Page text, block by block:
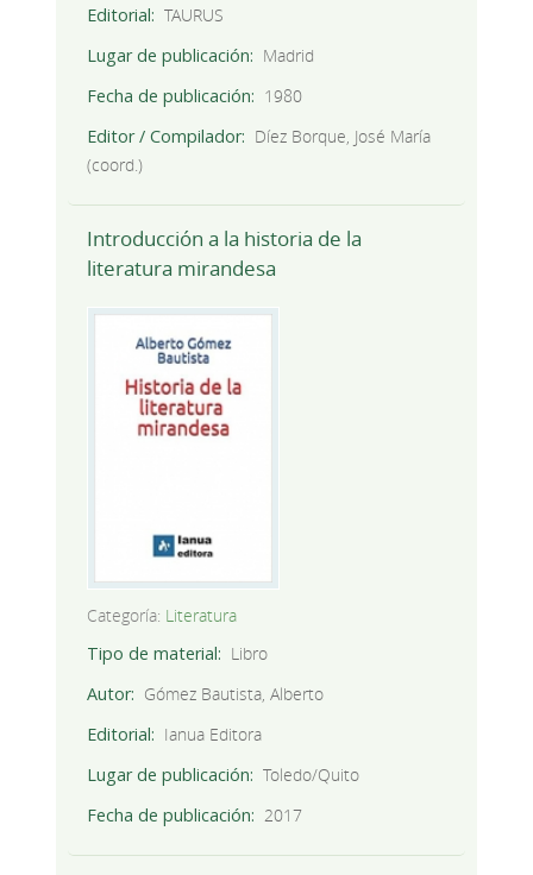
Editorial
TAURUS
Lugar de publicación
Madrid
Fecha de publicación
1980
Editor / Compilador
Díez Borque, José María
(coord.)
Introducción a la historia de la
literatura mirandesa
Categoría: Literatura
Tipo de material
Libro
Autor
Gómez Bautista, Alberto
Editorial
Ianua Editora
Lugar de publicación
Toledo/Quito
Fecha de publicación
2017